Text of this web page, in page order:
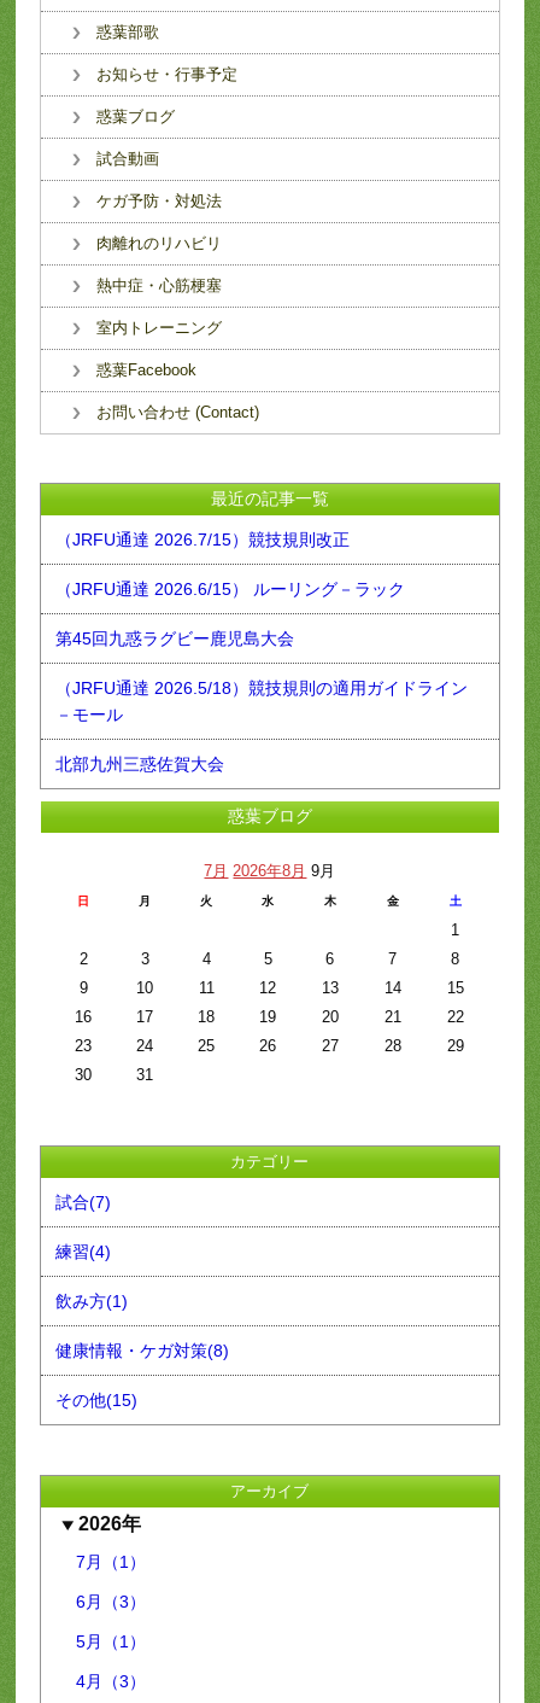
惑葉部歌
お知らせ・行事予定
惑葉ブログ
試合動画
ケガ予防・対処法
肉離れのリハビリ
熱中症・心筋梗塞
室内トレーニング
惑葉Facebook
お問い合わせ (Contact)
最近の記事一覧
（JRFU通達 2026.7/15）競技規則改正
（JRFU通達 2026.6/15） ルーリング－ラック
第45回九惑ラグビー鹿児島大会
（JRFU通達 2026.5/18）競技規則の適用ガイドライン
－モール
北部九州三惑佐賀大会
惑葉ブログ
7月 2026年8月 9月
日 月 火 水 木 金 土
1
2
3 4 5 6 7
8
9
10 11 12 13 14
15
16
17 18 19 20 21
22
23
24 25 26 27 28
29
30
31
カテゴリー
試合(7)
練習(4)
飲み方(1)
健康情報・ケガ対策(8)
その他(15)
アーカイブ
2026年
7月（1）
6月（3）
5月（1）
4月（3）